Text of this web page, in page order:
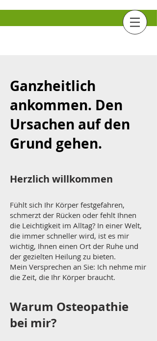
Ganzheitlich
ankommen. Den
Ursachen auf den
Grund gehen.
Herzlich willkommen
Fühlt sich Ihr Körper festgefahren,
schmerzt der Rücken oder fehlt Ihnen
die Leichtigkeit im Alltag? In einer Welt,
die immer schneller wird, ist es mir
wichtig, Ihnen einen Ort der Ruhe und
der gezielten Heilung zu bieten.
Mein Versprechen an Sie: Ich nehme mir
die Zeit, die Ihr Körper braucht.
Warum Osteopathie
bei mir?